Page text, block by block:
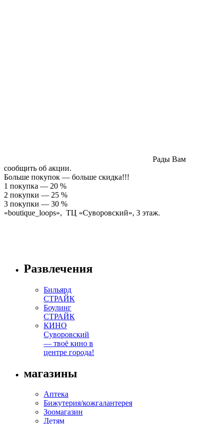
Рады Вам
сообщить об акции.
Больше покупок — больше скидка!!!
1 покупка — 20 %
2 покупки — 25 %
3 покупки — 30 %
«boutique_loops», ТЦ «Суворовский», 3 этаж.
Развлечения
Бильярд
СТРАЙК
Боулинг
СТРАЙК
КИНО
Суворовский
— твоё кино в
центре города!
магазины
Аптека
Бижутерия/кожгалантерея
Зоомагазин
Детям